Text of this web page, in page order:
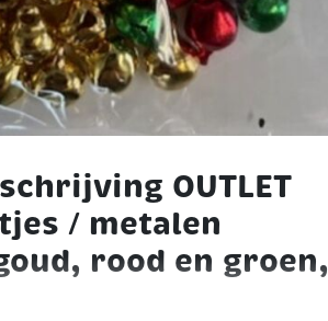
OUTLET
/ metalen
rood en groen,